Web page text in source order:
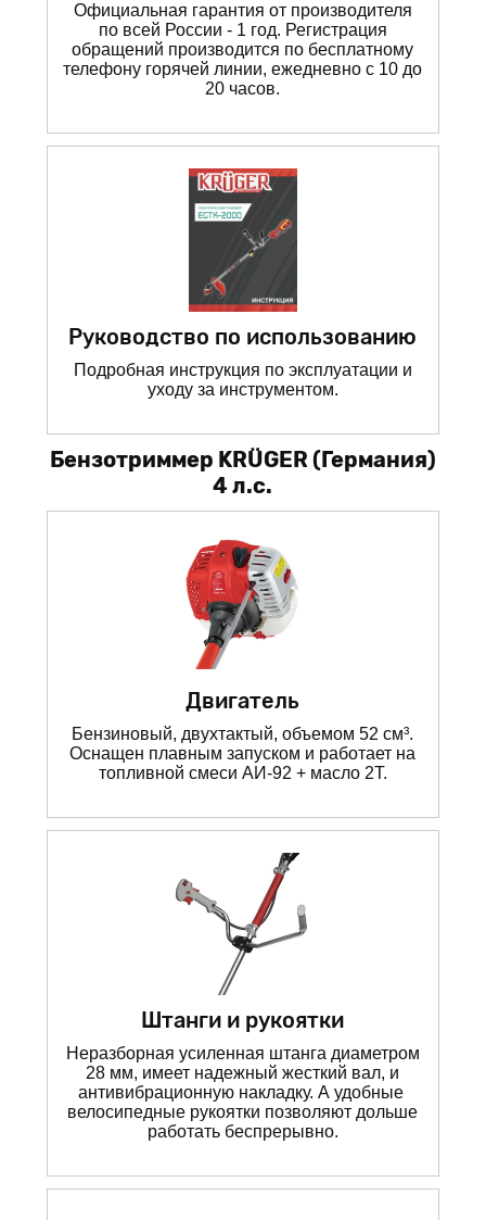
Официальная гарантия от производителя
по всей России - 1 год. Регистрация
обращений производится по бесплатному
телефону горячей линии, ежедневно с 10 до
20 часов.
Руководство по использованию
Подробная инструкция по эксплуатации и
уходу за инструментом.
Бензотриммер KRÜGER (Германия)
4 л.с.
Двигатель
Бензиновый, двухтактый, объемом 52 см³.
Оснащен плавным запуском и работает на
топливной смеси АИ-92 + масло 2Т.
Штанги и рукоятки
Неразборная усиленная штанга диаметром
28 мм, имеет надежный жесткий вал, и
антивибрационную накладку. А удобные
велосипедные рукоятки позволяют дольше
работать беспрерывно.